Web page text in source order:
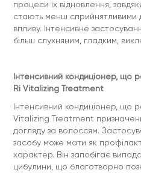
процеси їх відновлення,
стають менш сприйнятливими
впливу. Інтенсивне
більш слухняним, гладким,
Інтенсивний кондиціонер, що
Ri Vitalizing Treatment
Інтенсивний кондиціонер, що
Vitalizing Treatment
догляду за волоссям.
засобу може мати як
характер. Він запобігає
цибулини, що благотворно